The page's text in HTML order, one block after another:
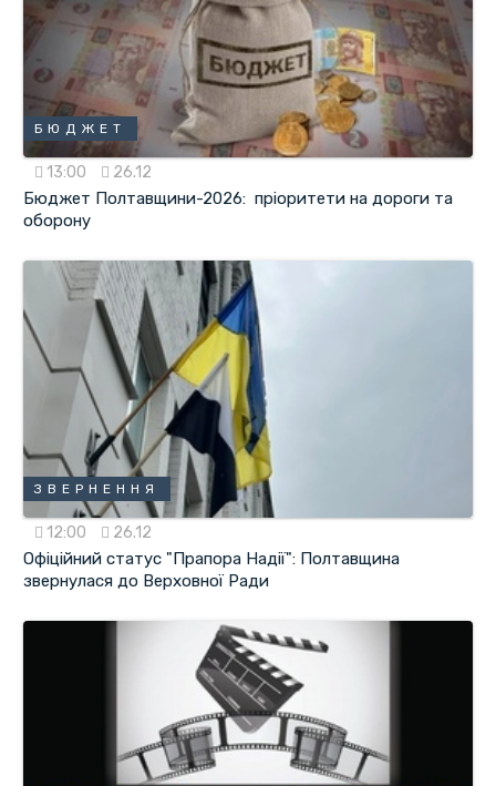
БЮДЖЕТ
13:00 26.12
Бюджет Полтавщини-2026: пріоритети на дороги та
оборону
ЗВЕРНЕННЯ
12:00 26.12
Офіційний статус "Прапора Надії": Полтавщина
звернулася до Верховної Ради